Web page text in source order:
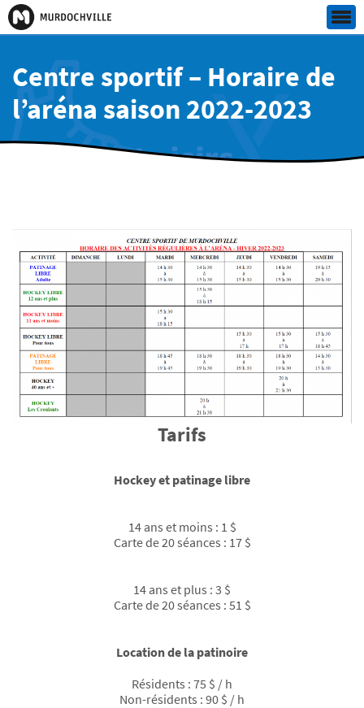
Centre sportif – Horaire de
l’aréna saison 2022-2023
Tarifs
Hockey et patinage libre
14 ans et moins : 1 $
Carte de 20 séances : 17 $
14 ans et plus : 3 $
Carte de 20 séances : 51 $
Location de la patinoire
Résidents : 75 $ / h
Non-résidents : 90 $ / h